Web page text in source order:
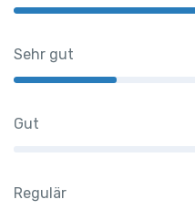
Sehr gut
Gut
Regulär